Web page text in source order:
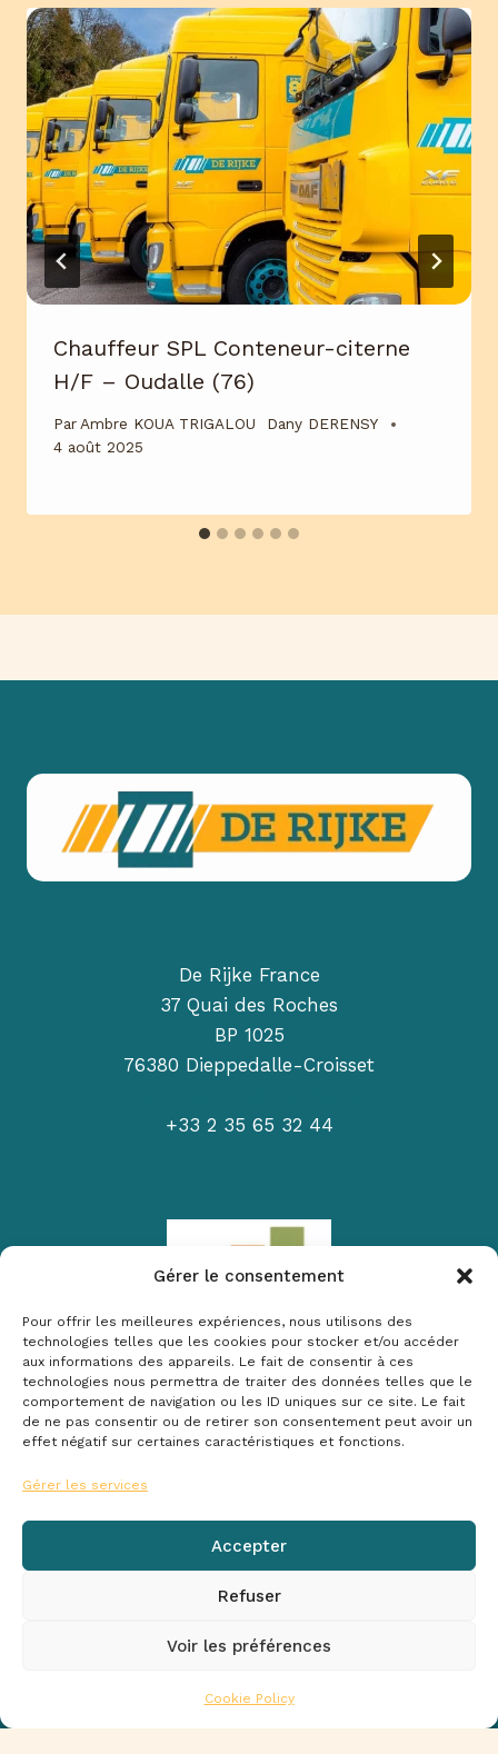
Gérer le consentement
Pour offrir les meilleures expériences, nous utilisons des
technologies telles que les cookies pour stocker et/ou accéder
aux informations des appareils. Le fait de consentir à ces
technologies nous permettra de traiter des données telles que le
comportement de navigation ou les ID uniques sur ce site. Le fait
de ne pas consentir ou de retirer son consentement peut avoir un
effet négatif sur certaines caractéristiques et fonctions.
Gérer les services
Accepter
Refuser
Voir les préférences
Cookie Policy
Chauffeur SPL Conteneur-citerne
H/F – Oudalle (76)
ParAmbre KOUA TRIGALOU ​ Dany DERENSY ​
4 août 2025
De Rijke France
37 Quai des Roches
BP 1025
76380 Dieppedalle-Croisset
+33 2 35 65 32 44
Index de l’égalité professionnelle femmes-hommes : résultat
incalculable
Mentions Légales
De Rijke Group
© 2026 De Rijke France - Développé par
Linkedin